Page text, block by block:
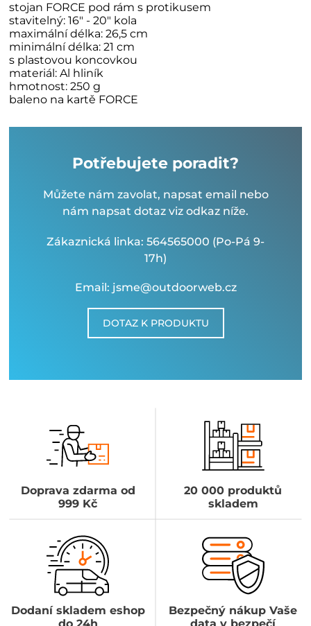
stojan FORCE pod rám s protikusem
stavitelný: 16" - 20" kola
maximální délka: 26,5 cm
minimální délka: 21 cm
s plastovou koncovkou
materiál: Al hliník
hmotnost: 250 g
baleno na kartě FORCE
Potřebujete poradit?
Můžete nám zavolat, napsat email nebo
nám napsat dotaz viz odkaz níže.
Zákaznická linka: 564565000 (Po-Pá 9-
17h)
Email: jsme@outdoorweb.cz
DOTAZ K PRODUKTU
Doprava zdarma od
999 Kč
20 000 produktů
skladem
Dodaní skladem eshop
Bezpečný nákup Vaše